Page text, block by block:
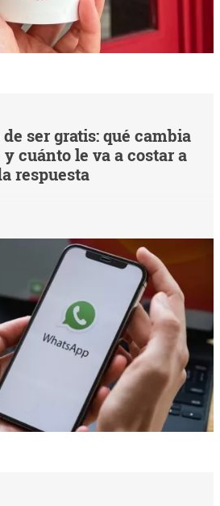
ser gratis: qué cambia
y cuánto le va a costar a
respuesta